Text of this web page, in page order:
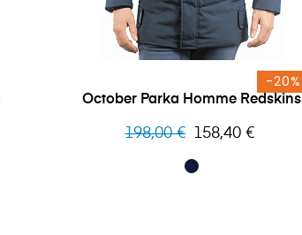
October Parka Homme Redskins
Prix
198,00 €
-20%
Prix
158,40 €